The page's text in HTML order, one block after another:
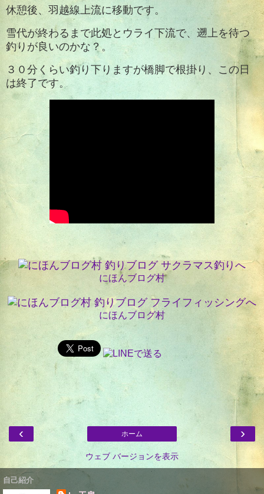
休憩後、羽越線上流に移動です。
雪代が終わるまで此処とウライ下流で、遡上を待つ
釣りが良いのかな？。
３０分くらい釣り下りますが橋脚で根掛り、この日
は終了です。
にほんブログ村
にほんブログ村
‹ ›
ホーム
ウェブ バージョンを表示
自己紹介